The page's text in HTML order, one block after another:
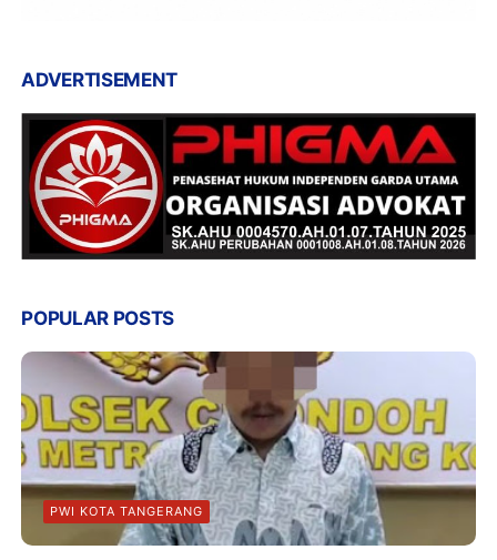
ADVERTISEMENT
POPULAR POSTS
PWI KOTA TANGERANG